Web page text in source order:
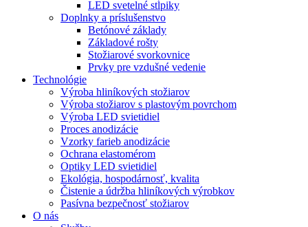
LED svetelné stĺpiky
Doplnky a príslušenstvo
Betónové základy
Základové rošty
Stožiarové svorkovnice
Prvky pre vzdušné vedenie
Technológie
Výroba hliníkových stožiarov
Výroba stožiarov s plastovým povrchom
Výroba LED svietidiel
Proces anodizácie
Vzorky farieb anodizácie
Ochrana elastomérom
Optiky LED svietidiel
Ekológia, hospodárnosť, kvalita
Čistenie a údržba hliníkových výrobkov
Pasívna bezpečnosť stožiarov
O nás